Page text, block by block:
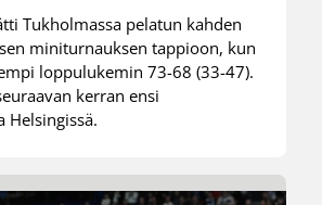
Tukholmassa pelatun kahden
miniturnauksen tappioon, kun
loppulukemin 73-68 (33-47).
kerran ensi
Helsingissä.